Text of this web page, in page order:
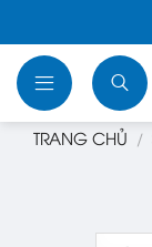
dung
TRANG CHỦ /